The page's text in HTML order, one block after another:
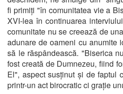
fi primiți "în comunitatea vie a
XVI-lea în continuarea
comunitate nu se creează de
adunare de oameni cu anumite
să le răspândească. "Biserica
fost creată de Dumnezeu, fiind
El", aspect susținut și de faptul
printr-un act birocratic ci grație